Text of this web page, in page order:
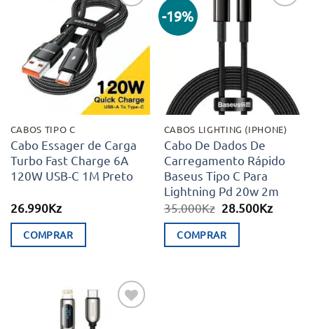
Adicionar
aos meus
desejos
CABOS TIPO C
Cabo Essager de Carga
Turbo Fast Charge 6A
120W USB-C 1M Preto
26.990Kz
COMPRAR
-19%
Adicionar
CABOS LIGHTING (IPHONE)
Cabo De Dados De
Carregamento Rápido
Baseus Tipo C Para
Lightning Pd 20w 2m
35.000Kz O
original
era:
28.500KzO
COMPRAR
Adicionar